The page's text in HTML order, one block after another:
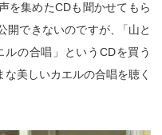
を集めたCDも聞かせてもら
開できないのですが
「山と
の合唱」というCDを買う
美しいカエルの合唱を聴く